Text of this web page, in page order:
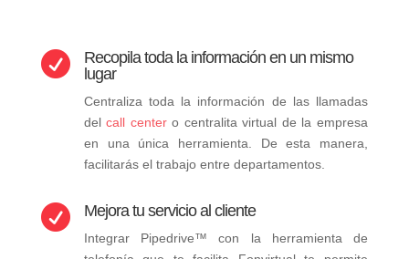

Recopila toda la información en un mismo
lugar
Centraliza toda la información de las llamadas
delcall centero centralita virtual de la empresa
en una única herramienta. De esta manera,
facilitarás el trabajo entre departamentos.
 Mejora tu servicio al cliente
Integrar Pipedrive™ con la herramienta de